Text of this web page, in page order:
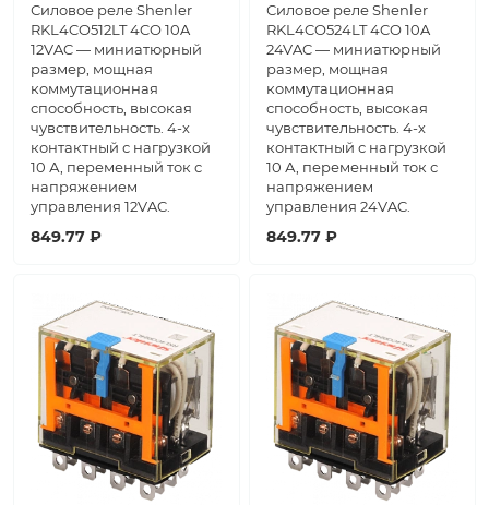
Силовое реле Shenler
RKL4CO512LT 4CO 10A
12VAC — миниатюрный
размер, мощная
коммутационная
способность, высокая
чувствительность. 4-х
контактный с нагрузкой
10 А, переменный ток с
напряжением
управления 12VAC.
849.77 ₽
Силовое реле Shenler
RKL4CO524LT 4CO 10A
24VAC — миниатюрный
размер, мощная
коммутационная
способность, высокая
чувствительность. 4-х
контактный с нагрузкой
10 А, переменный ток с
напряжением
управления 24VAC.
849.77 ₽